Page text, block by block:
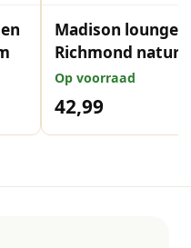
Madison lounge
Richmond
Op voorraad
42,99